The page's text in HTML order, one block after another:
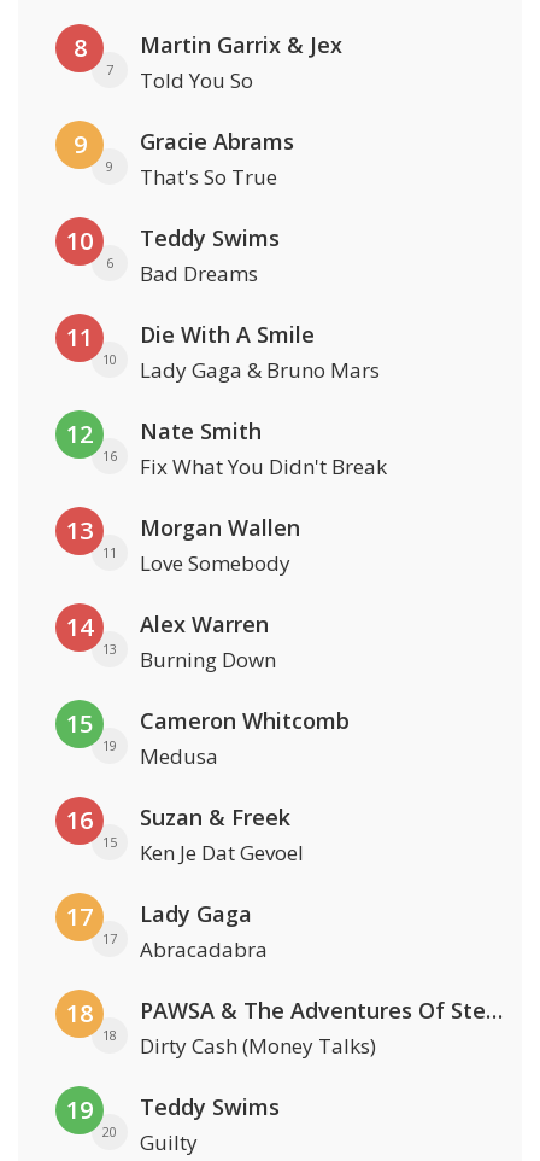
8
7
Martin Garrix & Jex
Told You So
9
9
Gracie Abrams
That's So True
10
6
Teddy Swims
Bad Dreams
11
10
Die With A Smile
Lady Gaga & Bruno Mars
12
16
Nate Smith
Fix What You Didn't Break
13
11
Morgan Wallen
Love Somebody
14
13
Alex Warren
Burning Down
15
19
Cameron Whitcomb
Medusa
16
15
Suzan & Freek
Ken Je Dat Gevoel
17
17
Lady Gaga
Abracadabra
18
18
PAWSA & The Adventures Of Stevie V
Dirty Cash (Money Talks)
19
20
Teddy Swims
Guilty